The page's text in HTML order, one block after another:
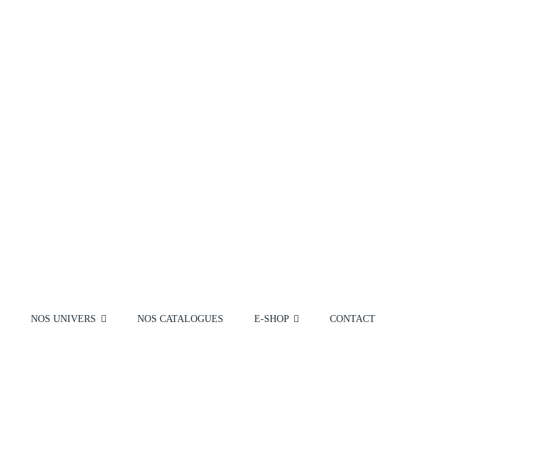
NOS UNIVERS NOS CATALOGUES E-SHOP CONTACT